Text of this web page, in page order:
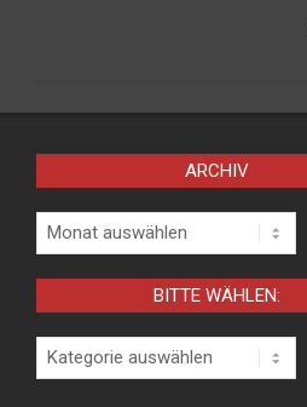
ARCHIV
Archiv
BITTE WÄHLEN:
Bitte
wählen: